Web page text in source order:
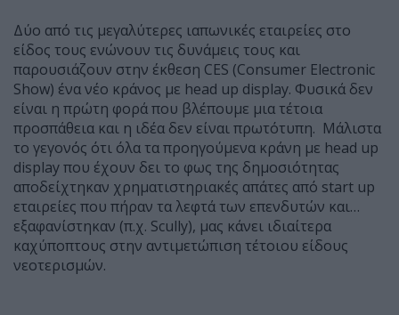
Δύο από τις μεγαλύτερες ιαπωνικές εταιρείες στο
είδος τους ενώνουν τις δυνάμεις τους και
παρουσιάζουν στην έκθεση CES (Consumer Electronic
Show) ένα νέο κράνος με head up display. Φυσικά δεν
είναι η πρώτη φορά που βλέπουμε μια τέτοια
προσπάθεια και η ιδέα δεν είναι πρωτότυπη. Μάλιστα
το γεγονός ότι όλα τα προηγούμενα κράνη με head up
display που έχουν δει το φως της δημοσιότητας
αποδείχτηκαν χρηματιστηριακές απάτες από start up
εταιρείες που πήραν τα λεφτά των επενδυτών και…
εξαφανίστηκαν (π.χ. Scully), μας κάνει ιδιαίτερα
καχύποπτους στην αντιμετώπιση τέτοιου είδους
νεοτερισμών.